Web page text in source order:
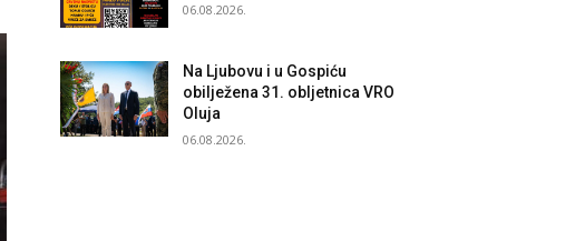
06.08.2026.
Na Ljubovu i u Gospiću
obilježena 31. obljetnica VRO
Oluja
06.08.2026.